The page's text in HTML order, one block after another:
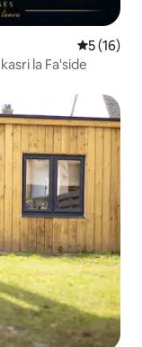
Ukadiriaji
5 (16)
la Fa'side